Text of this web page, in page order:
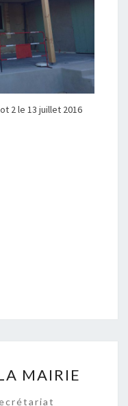
2 le 13 juillet 2016
MAIRIE